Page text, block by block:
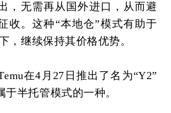
，无需再从国外进口，从而避
收。这种“本地仓”模式有助于
，继续保持其价格优势。
在4月27日推出了名为“Y2”
半托管模式的一种。